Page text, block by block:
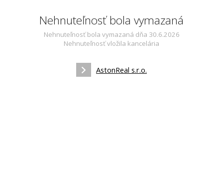
Nehnuteľnosť bola vymazaná
Nehnuteľnosť bola vymazaná dňa 30.6.2026
Nehnuteľnosť vložila kancelária
AstonReal s.r.o.